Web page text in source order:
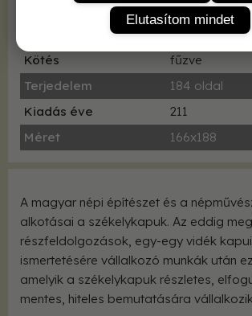
TERC
Kötés
fűzve
Terjedelem
184 oldal
Kiadás éve
211
Méret
166x188
A magyar népi építészet és a
alkotásai a székelykapuk. Az eddig
részfeldolgozások, egy-egy vidék
ismertetésére vállalkozó munkák után
amelyik a székelykapuk részletes,
mentes, hiteles bemutatására
Elutasítom mindet